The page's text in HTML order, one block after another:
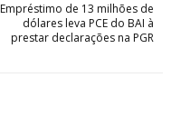
Empréstimo de 13 milhões de
dólares leva PCE do BAI à
prestar declarações na PGR